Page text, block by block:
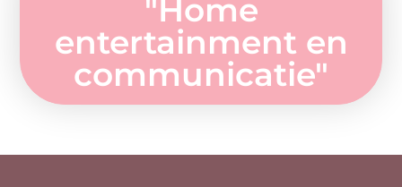
"Home
entertainment en
communicatie"